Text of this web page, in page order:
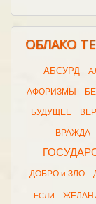
ОБЛАКО
АБСУРД
АФОРИЗМЫ
БУДУЩЕЕ
ВРАЖДА
ДОБРО и ЗЛО
ЕСЛИ